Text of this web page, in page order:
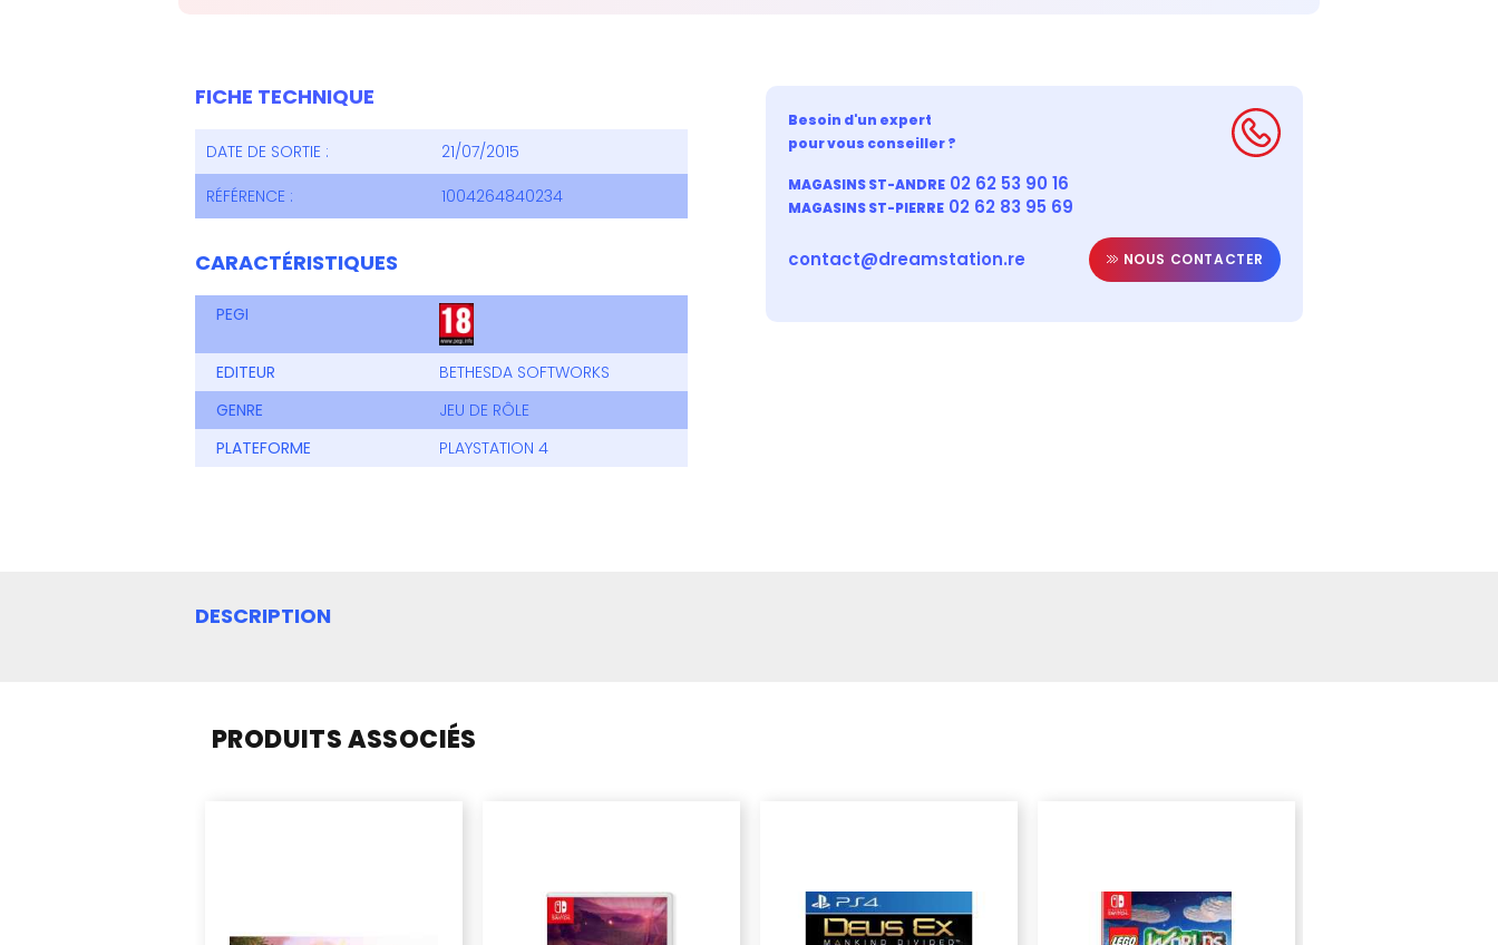
FICHE TECHNIQUE
DATE DE SORTIE :
21/07/2015
RÉFÉRENCE :
1004264840234
CARACTÉRISTIQUES
PEGI
EDITEUR
BETHESDA SOFTWORKS
GENRE
JEU DE RÔLE
PLATEFORME
PLAYSTATION 4
Besoin d'un expert
pour vous conseiller ?
MAGASINS ST-ANDRE 02 62 53 90 16
MAGASINS ST-PIERRE 02 62 83 95 69
contact@dreamstation.re NOUS CONTACTER
DESCRIPTION
PRODUITS ASSOCIÉS